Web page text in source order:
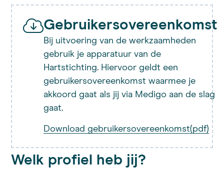
Gebruikersovereenkomst
Bij uitvoering van de werkzaamheden
gebruik je apparatuur van de
Hartstichting. Hiervoor geldt een
gebruikersovereenkomst waarmee je
akkoord gaat als jij via Medigo aan de slag
gaat.
Download gebruikersovereenkomst(pdf)
Welk profiel heb jij?